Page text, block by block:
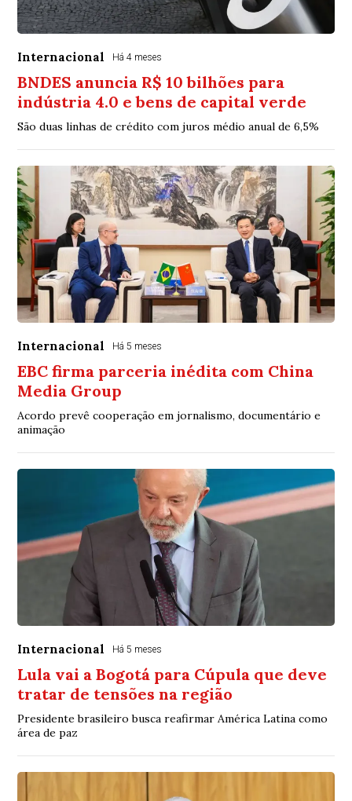
Internacional Há 4 meses
BNDES anuncia R$ 10 bilhões para
indústria 4.0 e bens de capital verde
São duas linhas de crédito com juros médio anual de 6,5%
Internacional Há 5 meses
EBC firma parceria inédita com China
Media Group
Acordo prevê cooperação em jornalismo, documentário e
animação
Internacional Há 5 meses
Lula vai a Bogotá para Cúpula que deve
tratar de tensões na região
Presidente brasileiro busca reafirmar América Latina como
área de paz